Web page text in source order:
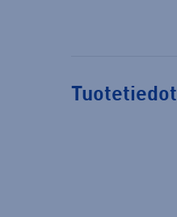
Tuotetiedot